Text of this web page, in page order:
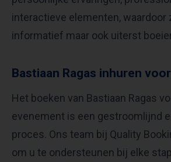
interactieve elementen, waardoor
informatief maar ook uiterst
Bastiaan Ragas inhuren
Het boeken van Bastiaan Ragas
evenement is een gestroomlijnd
proces. Ons team bij Quality
om u te ondersteunen bij elke